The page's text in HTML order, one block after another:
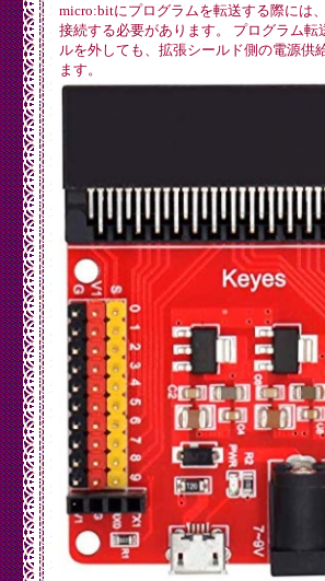
micro:bitにプログラムを転送する際には
接続する必要があります。 プログラム
ルを外しても、拡張シールド側の電源供
ます。